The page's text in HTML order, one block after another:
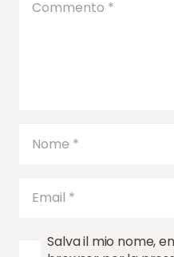
Salva il mio nome,